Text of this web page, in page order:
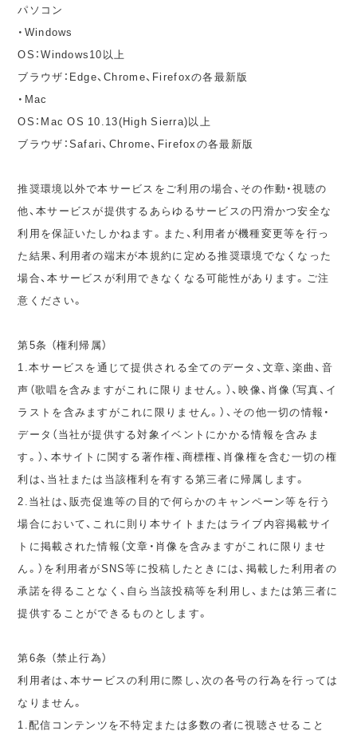
パソコン
・Windows
OS：Windows10以上
ブラウザ：Edge、Chrome、Firefoxの各最新版
・Mac
OS：Mac OS 10.13(High Sierra)以上
ブラウザ：Safari、Chrome、Firefoxの各最新版
推奨環境以外で本サービスをご利用の場合、その作動・視聴の
他、本サービスが提供するあらゆるサービスの円滑かつ安全な
利用を保証いたしかねます。また、利用者が機種変更等を行っ
た結果、利用者の端末が本規約に定める推奨環境でなくなった
場合、本サービスが利用できなくなる可能性があります。ご注
意ください。
第5条 （権利帰属）
1.本サービスを通じて提供される全てのデータ、文章、楽曲、音
声（歌唱を含みますがこれに限りません。）、映像、肖像（写真、イ
ラストを含みますがこれに限りません。）、その他一切の情報・
データ（当社が提供する対象イベントにかかる情報を含みま
す。）、本サイトに関する著作権、商標権、肖像権を含む一切の権
利は、当社または当該権利を有する第三者に帰属します。
2.当社は、販売促進等の目的で何らかのキャンペーン等を行う
場合において、これに則り本サイトまたはライブ内容掲載サイ
トに掲載された情報（文章・肖像を含みますがこれに限りませ
ん。）を利用者がSNS等に投稿したときには、掲載した利用者の
承諾を得ることなく、自ら当該投稿等を利用し、または第三者に
提供することができるものとします。
第6条 （禁止行為）
利用者は、本サービスの利用に際し、次の各号の行為を行っては
なりません。
1.配信コンテンツを不特定または多数の者に視聴させること